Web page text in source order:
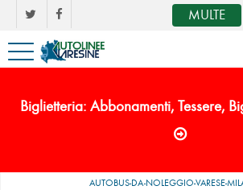
MULTE
Biglietteria: Abbonamenti, Tessere,
AUTOBUS-DA-NOLEGGIO-VARESE-